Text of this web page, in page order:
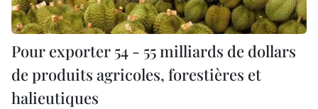
Pour exporter 54 - 55 milliards de dollars
de produits agricoles, forestières et
halieutiques